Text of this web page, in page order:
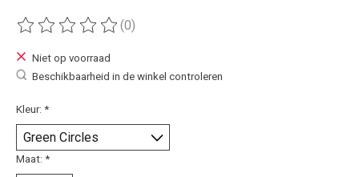
De beoordeling van dit product is
(0)
Niet op voorraad
Beschikbaarheid in de winkel controleren
Kleur: *
Maat: *